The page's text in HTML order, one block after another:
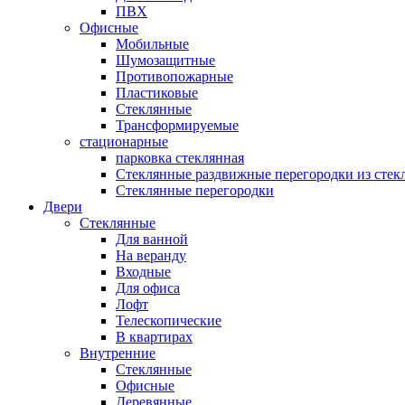
ПВХ
Офисные
Мобильные
Шумозащитные
Противопожарные
Пластиковые
Стеклянные
Трансформируемые
стационарные
парковка стеклянная
Стеклянные раздвижные перегородки из
Стеклянные перегородки
Двери
Стеклянные
Для ванной
На веранду
Входные
Для офиса
Лофт
Телескопические
В квартирах
Внутренние
Стеклянные
Офисные
Деревянные